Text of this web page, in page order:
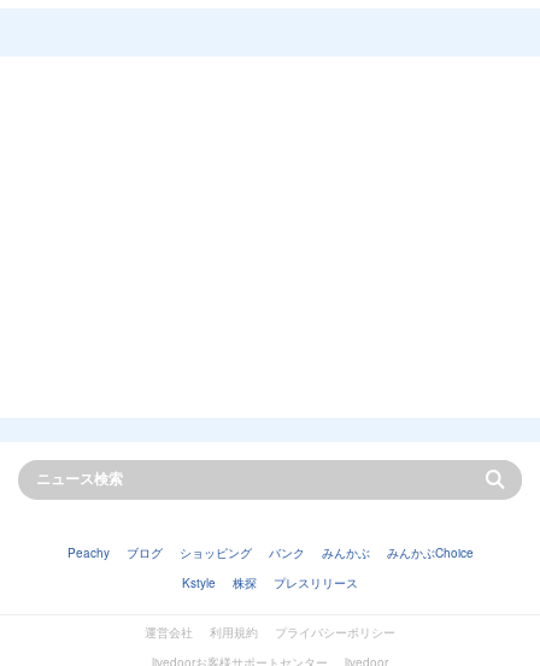
Peachy ブログ ショッピング バンク みんかぶ
みんかぶChoice
Kstyle
株探 プレスリリース
運営会社 利用規約
プライバシーポリシー
livedoorお客様サポートセンター
livedoor